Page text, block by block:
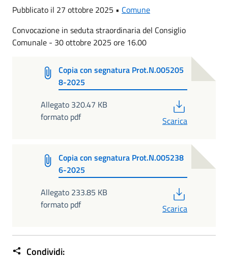
Pubblicato il 27 ottobre 2025 • Comune
Convocazione in seduta straordinaria del Consiglio
Comunale - 30 ottobre 2025 ore 16.00
Copia con segnatura Prot.N.005205
8-2025
Allegato 320.47 KB
formato pdf
Scarica
Copia con segnatura Prot.N.005238
6-2025
Allegato 233.85 KB
formato pdf
Scarica
Condividi: